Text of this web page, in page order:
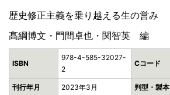
歴史修正主義を乗り越える生の営み
髙綱博文・門間卓也・関智英 編
ISBN
978-4-585-32027-
2
Cコード
刊行年月 2023年3月 判型・製本